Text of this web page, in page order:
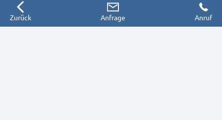
Zurück Anfrage Anruf